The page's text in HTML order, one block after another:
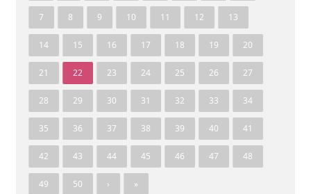
7 8 9 10 11 12 13
14 15 16 17 18 19 20
21 22 23 24 25 26 27
28 29 30 31 32 33 34
35 36 37 38 39 40 41
42 43 44 45 46 47 48
49 50 › »